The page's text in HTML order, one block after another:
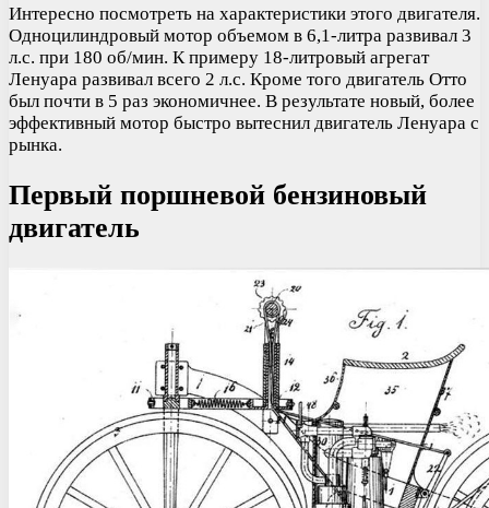
Интересно посмотреть на характеристики этого двигателя.
Одноцилиндровый мотор объемом в 6,1-литра развивал 3
л.с. при 180 об/мин. К примеру 18-литровый агрегат
Ленуара развивал всего 2 л.с. Кроме того двигатель Отто
был почти в 5 раз экономичнее. В результате новый, более
эффективный мотор быстро вытеснил двигатель Ленуара с
рынка.
Первый поршневой бензиновый
двигатель